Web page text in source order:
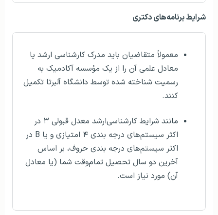
شرایط برنامه‌های دکتری
معمولاً متقاضیان باید مدرک کارشناسی ارشد یا
معادل علمی آن را از یک مؤسسه آکادمیک به
رسمیت شناخته شده توسط دانشگاه آلبرتا تکمیل
کنند.
مانند شرایط کارشناسی‌ارشد معدل قبولی ۳ در
اکثر سیستم‌های درجه بندی ۴ امتیازی و یا B در
اکثر سیستم‌های درجه بندی حروف، بر اساس
آخرین دو سال تحصیل تمام‌وقت شما (یا معادل
آن) مورد نیاز است.